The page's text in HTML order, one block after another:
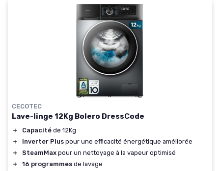
CECOTEC
Lave-linge 12Kg Bolero DressCode
＋ Capacité de 12Kg
＋
Inverter Plus pour une efficacité énergétique améliorée
＋
SteamMax pour un nettoyage à la vapeur optimisé
＋
16 programmes de lavage